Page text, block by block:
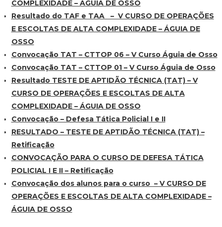
COMPLEXIDADE – ÁGUIA DE OSSO
Resultado do TAF e TAA – V CURSO DE OPERAÇÕES
E ESCOLTAS DE ALTA COMPLEXIDADE – ÁGUIA DE
OSSO
Convocação TAT – CTTOP 06 – V Curso Águia de Osso
Convocação TAT – CTTOP 01 – V Curso Águia de Osso
Resultado TESTE DE APTIDÃO TÉCNICA (TAT) – V
CURSO DE OPERAÇÕES E ESCOLTAS DE ALTA
COMPLEXIDADE – ÁGUIA DE OSSO
Convocação – Defesa Tática Policial I e II
RESULTADO – TESTE DE APTIDÃO TÉCNICA (TAT) –
Retificação
CONVOCAÇÃO PARA O CURSO DE DEFESA TÁTICA
POLICIAL I E II – Retificação
Convocação dos alunos para o curso – V CURSO DE
OPERAÇÕES E ESCOLTAS DE ALTA COMPLEXIDADE –
ÁGUIA DE OSSO